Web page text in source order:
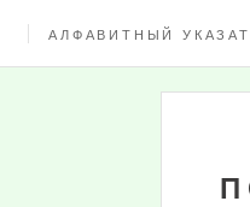
АЛФАВИТНЫЙ